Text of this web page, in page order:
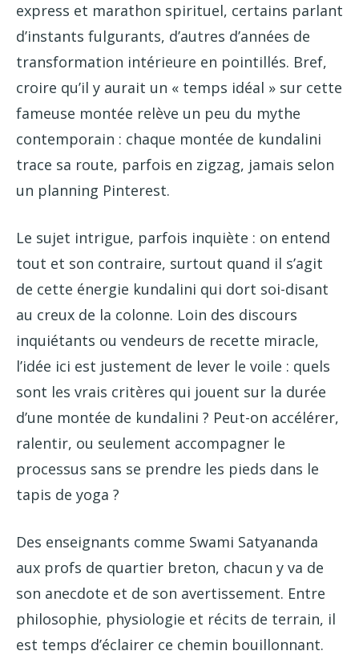
express et marathon spirituel, certains parlant
d’instants fulgurants, d’autres d’années de
transformation intérieure en pointillés. Bref,
croire qu’il y aurait un « temps idéal » sur cette
fameuse montée relève un peu du mythe
contemporain : chaque montée de kundalini
trace sa route, parfois en zigzag, jamais selon
un planning Pinterest.
Le sujet intrigue, parfois inquiète : on entend
tout et son contraire, surtout quand il s’agit
de cette énergie kundalini qui dort soi-disant
au creux de la colonne. Loin des discours
inquiétants ou vendeurs de recette miracle,
l’idée ici est justement de lever le voile : quels
sont les vrais critères qui jouent sur la durée
d’une montée de kundalini ? Peut-on accélérer,
ralentir, ou seulement accompagner le
processus sans se prendre les pieds dans le
tapis de yoga ?
Des enseignants comme Swami Satyananda
aux profs de quartier breton, chacun y va de
son anecdote et de son avertissement. Entre
philosophie, physiologie et récits de terrain, il
est temps d’éclairer ce chemin bouillonnant.